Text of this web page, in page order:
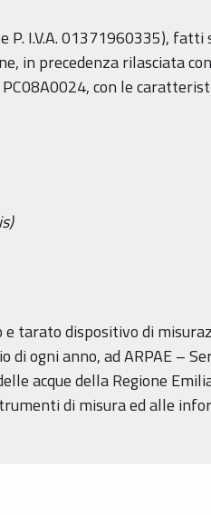
P. I.V.A. 01371960335),
in precedenza rilasciata
con le
tarato dispositivo di
ogni anno, ad ARPAE –
acque della Regione
di misura ed alle